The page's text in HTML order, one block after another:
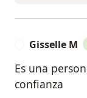
Gisselle M
Es una
confianza